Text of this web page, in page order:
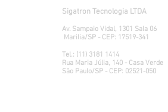
Sigatron Tecnologia LTDA
Av. Sampaio Vidal, 1301 Sala 06
Marilia/SP - CEP: 17519-341​
Tel.: (11) 3181 1414
Rua Maria Júlia, 140 - Casa Verde
São Paulo/SP - CEP: 02521-050